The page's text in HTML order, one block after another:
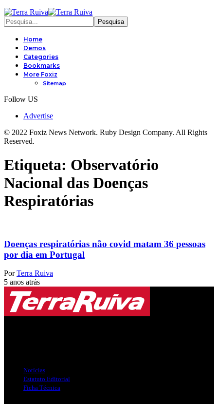
Home
Demos
Categories
Bookmarks
More Foxiz
Sitemap
Follow US
Advertise
© 2022 Foxiz News Network. Ruby Design Company. All Rights
Reserved.
Etiqueta: Observatório
Nacional das Doenças
Respiratórias
Doenças respiratórias não covid matam 36 pessoas
por dia em Portugal
Por Terra Ruiva
5 anos atrás
Notícias
Estatuto Editorial
Ficha Técnica